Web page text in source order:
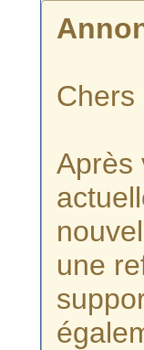
Chers
Après
une